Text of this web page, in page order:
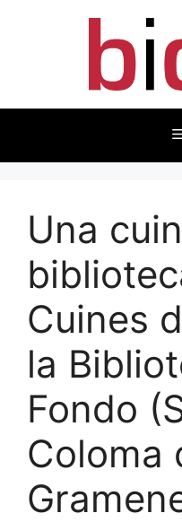
Una
Cuines
la
Fondo
Coloma